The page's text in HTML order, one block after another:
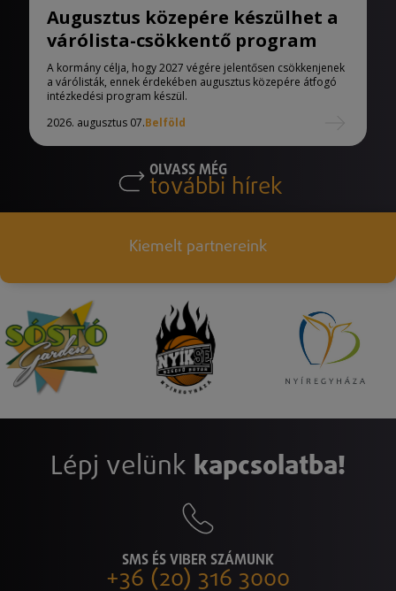
Augusztus közepére készülhet a
várólista-csökkentő program
A kormány célja, hogy 2027 végére jelentősen csökkenjenek
a várólisták, ennek érdekében augusztus közepére átfogó
intézkedési program készül.
2026. augusztus 07.Belföld
OLVASS MÉG
további hírek
Kiemelt partnereink
Lépj velünk kapcsolatba!
SMS ÉS VIBER SZÁMUNK
+36 (20) 316 3000